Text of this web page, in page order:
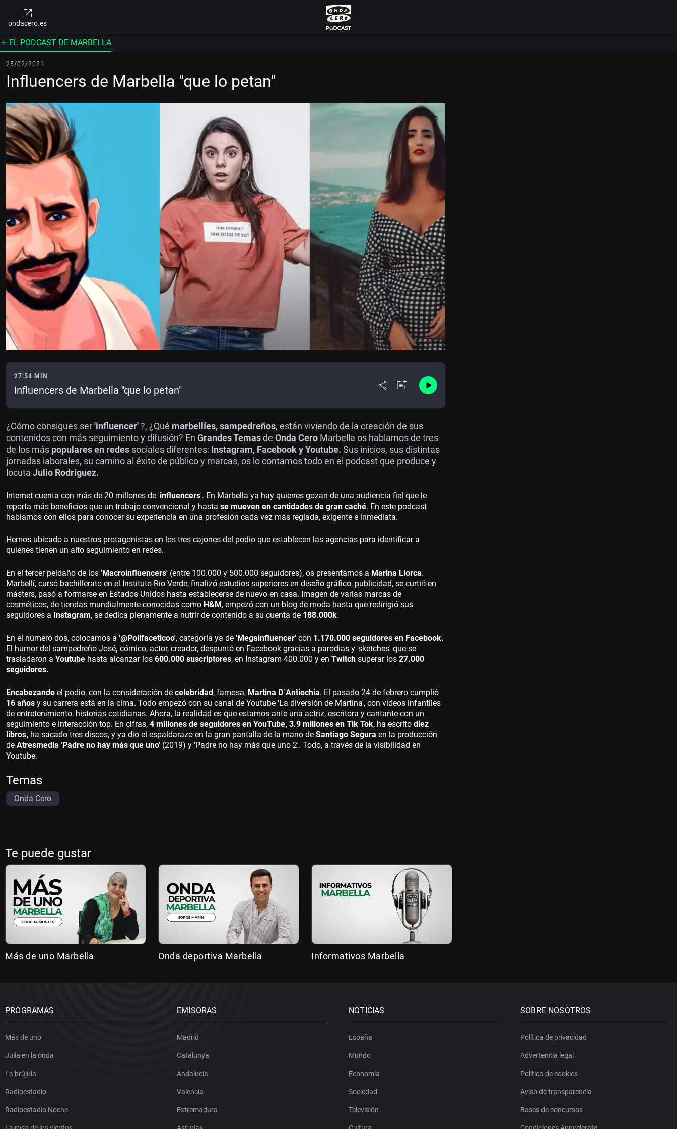
ondacero.es
EL PODCAST DE MARBELLA
25/02/2021
Influencers de Marbella "que lo petan"
27:54 MIN
Influencers de Marbella "que lo petan"
¿Cómo consigues ser'influencer'?, ¿Qué marbellíes, sampedreños, están viviendo de la creación de sus
contenidos con más seguimiento y difusión? En Grandes Temasde Onda Cero Marbella os hablamos de tres
de los más populares en redes sociales diferentes: Instagram, Facebook y Youtube. Sus inicios, sus distintas
jornadas laborales, su camino al éxito de público y marcas, os lo contamos todo en el podcast que produce y
locuta Julio Rodríguez.
Internet cuenta con más de 20 millones de 'influencers'. En Marbella ya hay quienes gozan de una audiencia fiel que le
reporta más beneficios que un trabajo convencional y hasta se mueven en cantidades de gran caché. En este podcast
hablamos con ellos para conocer su experiencia en una profesión cada vez más reglada, exigente e inmediata.
Hemos ubicado a nuestros protagonistas en los tres cajones del podio que establecen las agencias para identificar a
quienes tienen un alto seguimiento en redes.
En el tercer peldaño de los 'Macroinfluencers' (entre 100.000 y 500.000 seguidores), os presentamos a Marina Llorca.
Marbellí, cursó bachillerato en el Instituto Rio Verde, finalizó estudios superiores en diseño gráfico, publicidad, se curtió en
másters, pasó a formarse en Estados Unidos hasta establecerse de nuevo en casa. Imagen de varias marcas de
cosméticos, de tiendas mundialmente conocidas como H&M, empezó con un blog de moda hasta que redirigió sus
seguidores a Instagram, se dedica plenamente a nutrir de contenido a su cuenta de 188.000k.
En el número dos, colocamos a '@Polifaceticoo', categoría ya de 'Megainfluencer' con 1.170.000 seguidores en Facebook.
El humor del sampedreño José, cómico, actor, creador, despuntó en Facebook gracias a parodias y 'sketches' que se
trasladaron a Youtube hasta alcanzar los 600.000 suscriptores, en Instagram 400.000 y en Twitch superar los 27.000
seguidores.
Encabezando el podio, con la consideración de celebridad, famosa, Martina D`Antiochia. El pasado 24 de febrero cumplió
16 años y su carrera está en la cima. Todo empezó con su canal de Youtube 'La diversión de Martina', con videos infantiles
de entretenimiento, historias cotidianas. Ahora, la realidad es que estamos ante una actriz, escritora y cantante con un
seguimiento e interacción top. En cifras, 4 millones de seguidores en YouTube, 3.9 millones en Tik Tok, ha escrito diez
libros, ha sacado tres discos, y ya dio el espaldarazo en la gran pantalla de la mano de Santiago Segura en la producción
de Atresmedia 'Padre no hay más que uno' (2019) y 'Padre no hay más que uno 2'. Todo, a través de la visibilidad en
Youtube.
Temas
Onda Cero
Te puede gustar
Más de uno Marbella Onda deportiva Marbella Informativos Marbella
PROGRAMAS
Más de uno
Julia en la onda
La brújula
Radioestadio
Radioestadio Noche
EMISORAS
Madrid
Catalunya
Andalucía
Valencia
Extremadura
NOTICIAS
España
Mundo
Economía
Sociedad
Televisión
SOBRE NOSOTROS
Política de privacidad
Advertencia legal
Política de cookies
Aviso de transparencia
Bases de concursos